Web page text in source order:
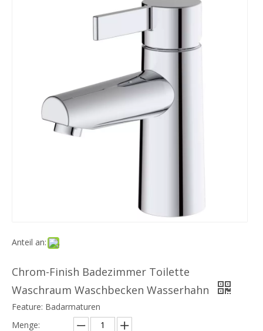
Anteil an:
Chrom-Finish Badezimmer Toilette
Waschraum Waschbecken Wasserhahn
Feature: Badarmaturen
Menge: